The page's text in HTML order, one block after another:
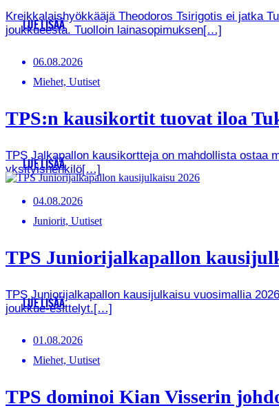
Kreikkalaishyökkääjä Theodoros Tsirigotis ei jatka
joukkueesta. Tuolloin lainasopimuksen[…]
LUE LISÄÄ
06.08.2026
Miehet, Uutiset
TPS:n kausikortit tuovat iloa
TPS Jalkapallon kausikortteja on mahdollista ostaa
yksityishenkilö[…]
LUE LISÄÄ
04.08.2026
Juniorit, Uutiset
TPS Juniorijalkapallon
TPS Juniorijalkapallon kausijulkaisu vuosimallia
joukkue-esittelyt.[…]
LUE LISÄÄ
01.08.2026
Miehet, Uutiset
TPS dominoi Kian Visserin